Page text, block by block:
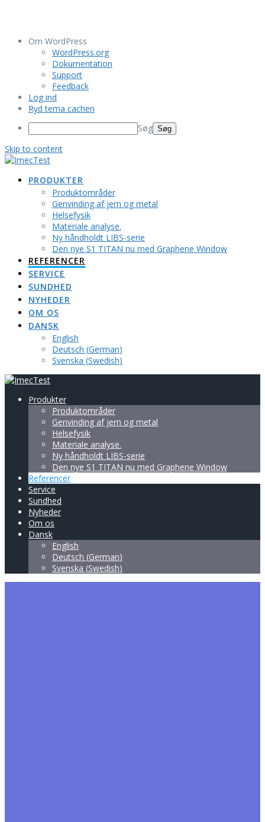
Om WordPress
WordPress.org
Dokumentation
Support
Feedback
Log ind
Ryd tema cachen
Søg
Skip to content
PRODUKTER
Produktområder
Genvinding af jern og metal
Helsefysik
Materiale analyse.
Ny håndholdt LIBS-serie
Den nye S1 TITAN nu med Graphene Window
REFERENCER
SERVICE
SUNDHED
NYHEDER
OM OS
DANSK
English
Deutsch (German)
Svenska (Swedish)
Produkter
Produktområder
Genvinding af jern og metal
Helsefysik
Materiale analyse.
Ny håndholdt LIBS-serie
Den nye S1 TITAN nu med Graphene Window
Referencer
Service
Sundhed
Nyheder
Om os
Dansk
English
Deutsch (German)
Svenska (Swedish)